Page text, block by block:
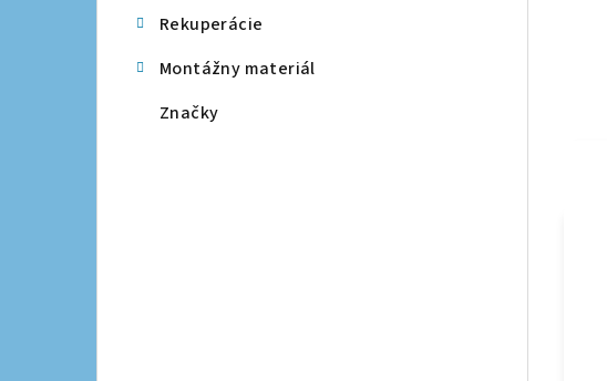
Rekuperácie
Montážny materiál
Značky